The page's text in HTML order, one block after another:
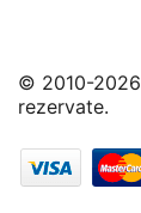
© 2010-2026
rezervate.